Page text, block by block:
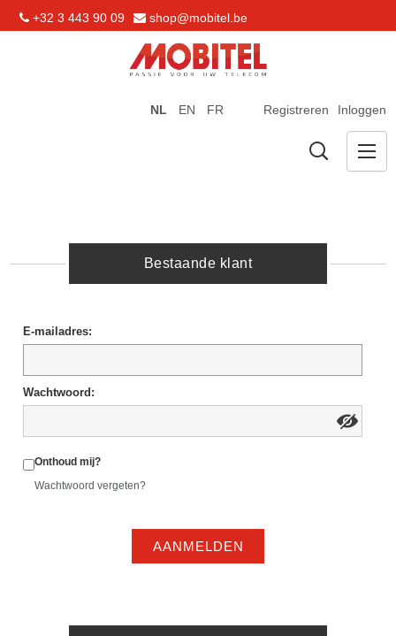
+32 3 443 90 09 shop@mobitel.be
Registreren Inloggen
NL EN FR
Bestaande klant
E-mailadres:
Wachtwoord:
Onthoud mij?
Wachtwoord vergeten?
AANMELDEN